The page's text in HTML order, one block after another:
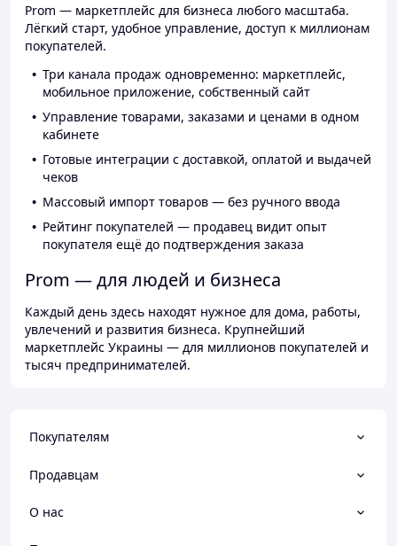
Prom — маркетплейс для бизнеса любого масштаба.
Лёгкий старт, удобное управление, доступ к миллионам
покупателей.
Три канала продаж одновременно: маркетплейс,
мобильное приложение, собственный сайт
Управление товарами, заказами и ценами в одном
кабинете
Готовые интеграции с доставкой, оплатой и выдачей
чеков
Массовый импорт товаров — без ручного ввода
Рейтинг покупателей — продавец видит опыт
покупателя ещё до подтверждения заказа
Prom — для людей и бизнеса
Каждый день здесь находят нужное для дома, работы,
увлечений и развития бизнеса. Крупнейший
маркетплейс Украины — для миллионов покупателей и
тысяч предпринимателей.
Покупателям
Продавцам
О нас